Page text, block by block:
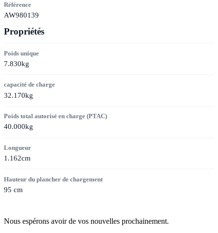
Référence
AW980139
Propriétés
Poids unique
7.830kg
capacité de charge
32.170kg
Poids total autorisé en charge (PTAC)
40.000kg
Longueur
1.162cm
Hauteur du plancher de chargement
95 cm
Nous espérons avoir de vos nouvelles prochainement.